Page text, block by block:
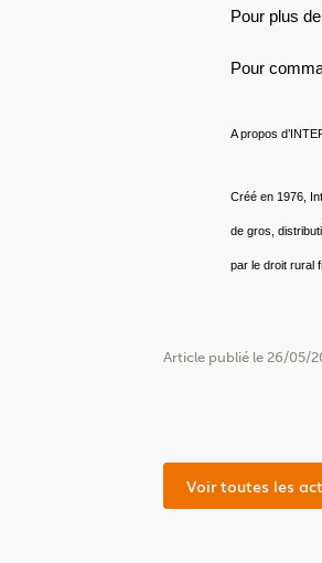
Pour plus
Pour
A propos
Créé en 1976,
de gros,
par le droit rural
Article publié le 26/05/
Voir toutes les